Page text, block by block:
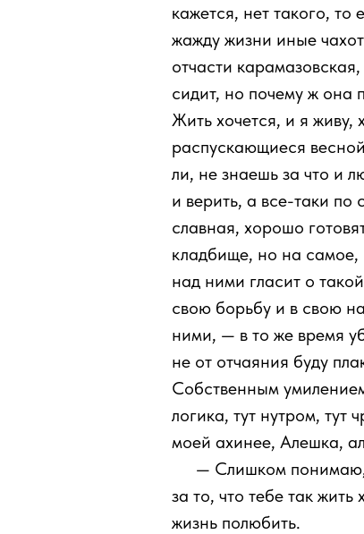
кажется, нет такого, то
жажду жизни иные
отчасти
сидит, но почему ж она
Жить хочется, и я живу,
распускающиеся
ли, не знаешь за что и
и верить, а все-таки по
славная, хорошо
кладбище, но на самое,
над ними гласит о
свою борьбу и в свою
ними, — в то же время
не от отчаяния буду
Собственным
логика, тут нутром,
моей ахинее, Алешка,
— Слишком понимаю,
за то, что тебе так
жизнь полюбить.